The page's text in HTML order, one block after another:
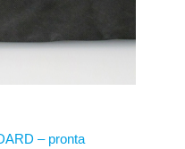
– pronta